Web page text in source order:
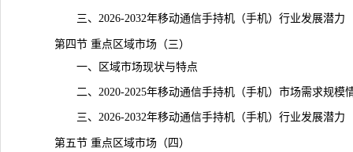
三、2026-2032年移动通信手持机（手机）行业发展潜力
第四节 重点区域市场（三）
一、区域市场现状与特点
二、2020-2025年移动通信手持机（手机）市场需求规模
三、2026-2032年移动通信手持机（手机）行业发展潜力
第五节 重点区域市场（四）